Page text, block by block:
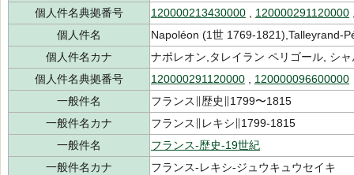
個人件名典拠番号
120000213430000 120000291120000
個人件名
Napoléon (1世 1769-1821),Talleyrand-
個人件名カナ
ナポレオン,タレイラン ペリゴール, シ
個人件名典拠番号
120000291120000
120000096600000
一般件名
フランス∥歴史∥1799〜1815
一般件名カナ
フランス∥レキシ∥1799-1815
一般件名
フランス-歴史-19世紀
一般件名カナ
フランス-レキシ-ジュウキュウセイキ